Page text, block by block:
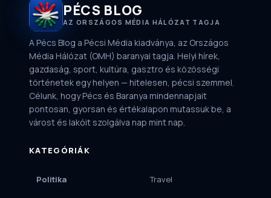
PÉCS BLOG
AZ ORSZÁGOS MÉDIA HÁLÓZAT TAGJA
A Pécs Blog a Pécsi Média kiadványa, az Országos
Média Hálózat (OMH) baranyai tagja. Helyi hírek,
gazdaság, sport, kultúra, gasztro és közösségi
történetek egy helyen — hitelesen, pécsi szemmel.
Célunk, hogy Pécs és Baranya mindennapjait
pontosan, gyorsan és értékalapon mutassuk be, a
várost és lakóit szolgálva nap mint nap.
KATEGÓRIÁK
Politika Travel